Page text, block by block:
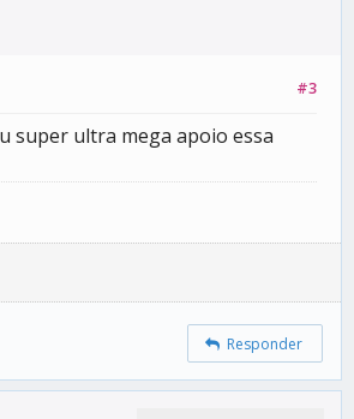
#3
super ultra mega apoio essa
Responder